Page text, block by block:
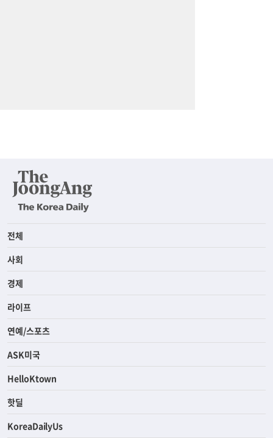
전체
사회
경제
라이프
연예/스포츠
ASK미국
HelloKtown
핫딜
KoreaDailyUs